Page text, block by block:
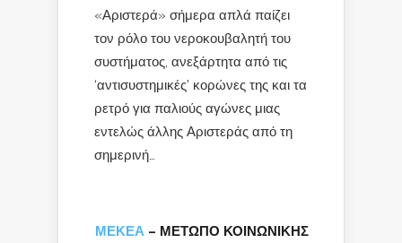
«Αριστερά» σήμερα απλά παίζει
τον ρόλο του νεροκουβαλητή του
συστήματος, ανεξάρτητα από τις
‘αντισυστημικές’ κορώνες της και τα
ρετρό για παλιούς αγώνες μιας
εντελώς άλλης Αριστεράς από τη
σημερινή…
ΜΕΚΕΑ – ΜΕΤΩΠΟ ΚΟΙΝΩΝΙΚΗΣ